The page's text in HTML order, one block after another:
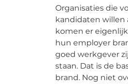
Organisaties die
kandidaten willen
komen er
hun employer
goed werkgever
staan. Dat is de
brand. Nog niet